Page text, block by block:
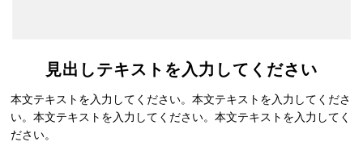
見出しテキストを入力してください
本文テキストを入力してください。本文テキストを入力してくださ
い。本文テキストを入力してください。本文テキストを入力してく
ださい。